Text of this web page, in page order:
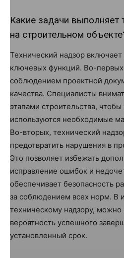
Какие задачи выполняет
на строительном
Технический надзор включает
ключевых функций. Во-
соблюдением проектной
качества. Специалисты
этапами строительства, чтобы
используются необходимые
Во-вторых, технический
предотвратить нарушения в
Это позволяет избежать
исправление ошибок и
обеспечивает безопасность
за соблюдением всех норм. В
техническому надзору,
вероятность успешного
установленный срок.